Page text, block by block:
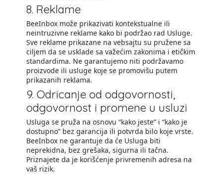
8. Reklame
BeeInbox može prikazivati kontekstualne ili
neintruzivne reklame kako bi podržao rad Usluge.
Sve reklame prikazane na vebsajtu su pružene sa
ciljem da se usklade sa važećim zakonima i etičkim
standardima. Ne garantujemo niti podržavamo
proizvode ili usluge koje se promovišu putem
prikazanih reklama.
9. Odricanje od odgovornosti,
odgovornost i promene u usluzi
Usluga se pruža na osnovu “kako jeste” i “kako je
dostupno” bez garancija ili potvrda bilo koje vrste.
BeeInbox ne garantuje da će Usluga biti
neprekidna, bez grešaka, sigurna ili tačna.
Priznajete da je korišćenje privremenih adresa na
vaš rizik.